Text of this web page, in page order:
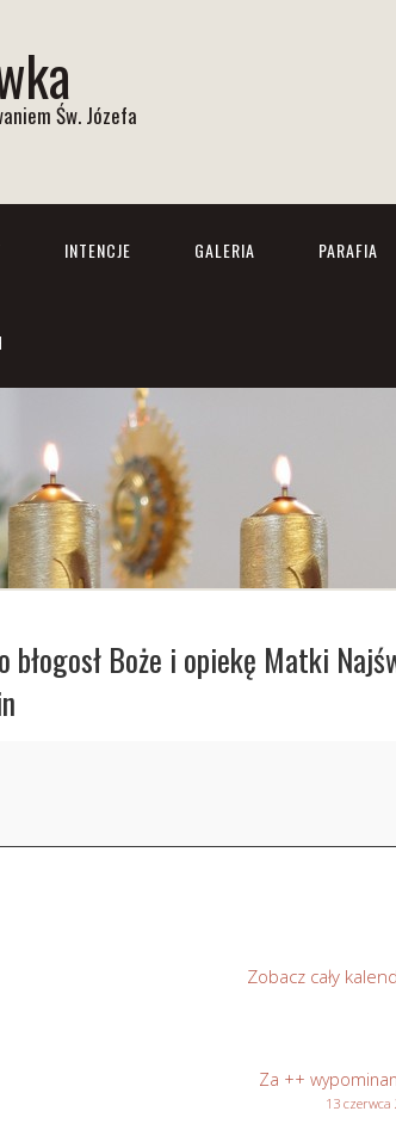
Św. Józefa
INTENCJE GALERIA PARAFIA
błogosł Boże i opiekę Matki
Zobacz cały
Za ++
13 czerwca